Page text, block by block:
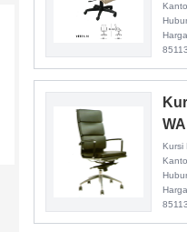
Kursi